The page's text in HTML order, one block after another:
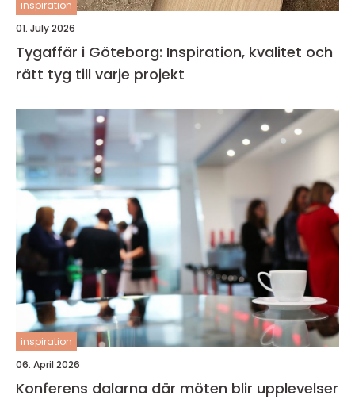
inspiration
01. July 2026
Tygaffär i Göteborg: Inspiration, kvalitet och
rätt tyg till varje projekt
inspiration
06. April 2026
Konferens dalarna där möten blir upplevelser